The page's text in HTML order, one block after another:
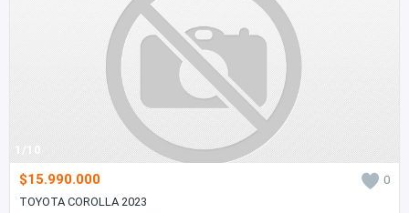
1/10
$15.990.000
0
TOYOTA COROLLA 2023